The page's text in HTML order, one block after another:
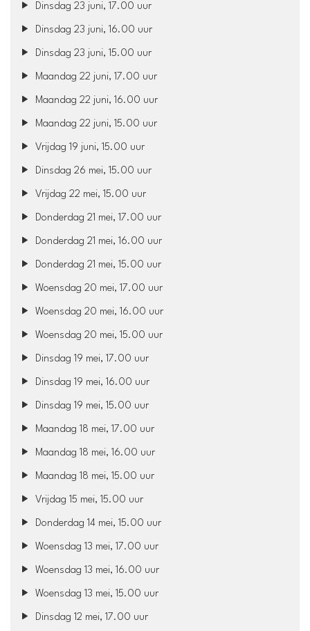
Dinsdag 23 juni, 17.00 uur
Dinsdag 23 juni, 16.00 uur
Dinsdag 23 juni, 15.00 uur
Maandag 22 juni, 17.00 uur
Maandag 22 juni, 16.00 uur
Maandag 22 juni, 15.00 uur
Vrijdag 19 juni, 15.00 uur
Dinsdag 26 mei, 15.00 uur
Vrijdag 22 mei, 15.00 uur
Donderdag 21 mei, 17.00 uur
Donderdag 21 mei, 16.00 uur
Donderdag 21 mei, 15.00 uur
Woensdag 20 mei, 17.00 uur
Woensdag 20 mei, 16.00 uur
Woensdag 20 mei, 15.00 uur
Dinsdag 19 mei, 17.00 uur
Dinsdag 19 mei, 16.00 uur
Dinsdag 19 mei, 15.00 uur
Maandag 18 mei, 17.00 uur
Maandag 18 mei, 16.00 uur
Maandag 18 mei, 15.00 uur
Vrijdag 15 mei, 15.00 uur
Donderdag 14 mei, 15.00 uur
Woensdag 13 mei, 17.00 uur
Woensdag 13 mei, 16.00 uur
Woensdag 13 mei, 15.00 uur
Dinsdag 12 mei, 17.00 uur